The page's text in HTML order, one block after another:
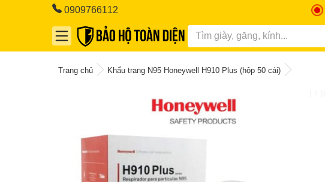
0909766112
Trang chủ Khẩu trang N95 Honeywell H910 Plus (hộp 50 cái)